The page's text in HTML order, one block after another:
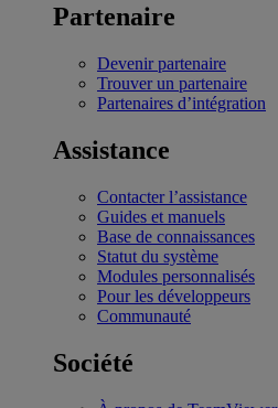
Partenaire
Devenir partenaire
Trouver un partenaire
Partenaires d’intégration
Assistance
Contacter l’assistance
Guides et manuels
Base de connaissances
Statut du système
Modules personnalisés
Pour les développeurs
Communauté
Société